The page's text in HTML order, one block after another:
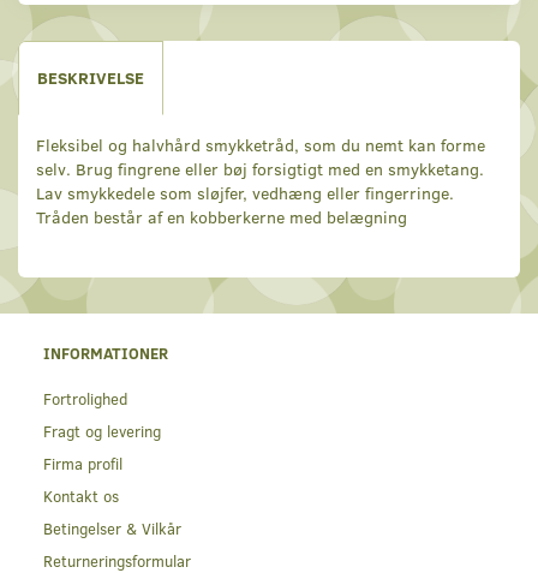
BESKRIVELSE
Fleksibel og halvhård smykketråd, som du nemt kan forme
selv. Brug fingrene eller bøj forsigtigt med en smykketang.
Lav smykkedele som sløjfer, vedhæng eller fingerringe.
Tråden består af en kobberkerne med belægning
INFORMATIONER
Fortrolighed
Fragt og levering
Firma profil
Kontakt os
Betingelser & Vilkår
Returneringsformular